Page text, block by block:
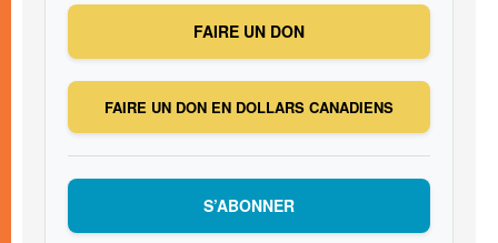
FAIRE UN DON
FAIRE UN DON EN DOLLARS CANADIENS
S’ABONNER